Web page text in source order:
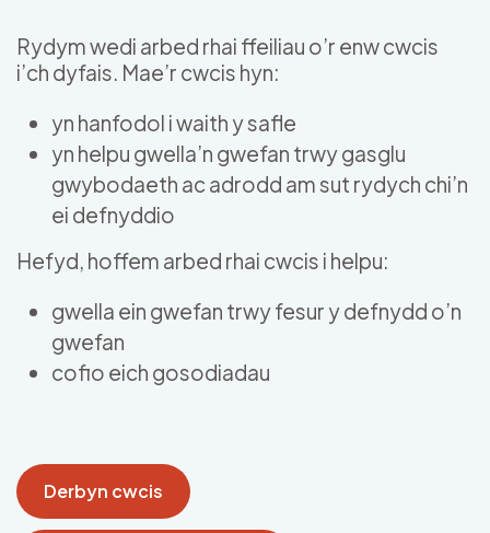
Rydym wedi arbed rhai ffeiliau o’r enw cwcis
i’ch dyfais. Mae’r cwcis hyn:
yn hanfodol i waith y safle
yn helpu gwella’n gwefan trwy gasglu
gwybodaeth ac adrodd am sut rydych chi’n
ei defnyddio
Hefyd, hoffem arbed rhai cwcis i helpu:
gwella ein gwefan trwy fesur y defnydd o’n
gwefan
cofio eich gosodiadau
Derbyn cwcis